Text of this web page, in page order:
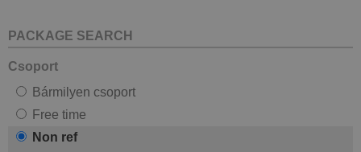
PACKAGE SEARCH
Csoport
Bármilyen csoport
Free time
Non ref